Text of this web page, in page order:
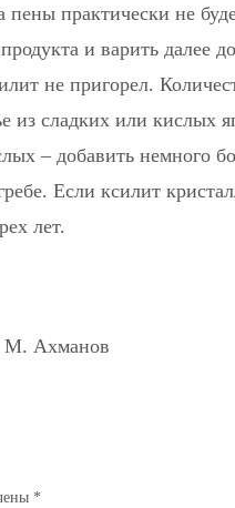
пены практически не
и варить далее
не пригорел.
из сладких или кислых
– добавить немного
Если ксилит
лет.
М. Ахманов
*